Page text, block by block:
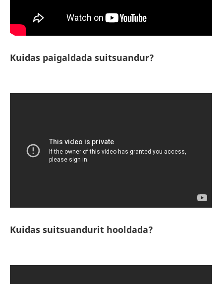
Kuidas paigaldada suitsuandur?
Kuidas suitsuandurit hooldada?